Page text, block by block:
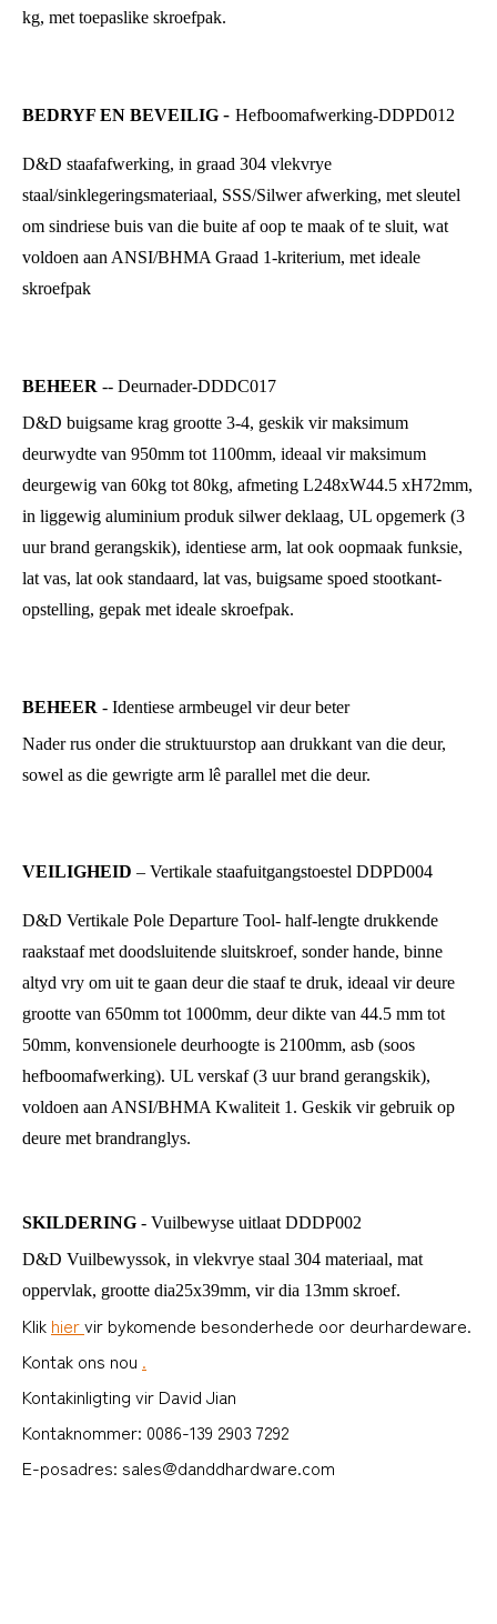
kg, met toepaslike skroefpak.
BEDRYF EN BEVEILIG - Hefboomafwerking-DDPD012
D&D staafafwerking, in graad 304 vlekvrye
staal/sinklegeringsmateriaal, SSS/Silwer afwerking, met sleutel
om sindriese buis van die buite af oop te maak of te sluit, wat
voldoen aan ANSI/BHMA Graad 1-kriterium, met ideale
skroefpak
BEHEER -- Deurnader-DDDC017
D&D buigsame krag grootte 3-4, geskik vir maksimum
deurwydte van 950mm tot 1100mm, ideaal vir maksimum
deurgewig van 60kg tot 80kg, afmeting L248xW44.5 xH72mm,
in liggewig aluminium produk silwer deklaag, UL opgemerk (3
uur brand gerangskik), identiese arm, lat ook oopmaak funksie,
lat vas, lat ook standaard, lat vas, buigsame spoed stootkant-
opstelling, gepak met ideale skroefpak.
BEHEER - Identiese armbeugel vir deur beter
Nader rus onder die struktuurstop aan drukkant van die deur,
sowel as die gewrigte arm lê parallel met die deur.
VEILIGHEID – Vertikale staafuitgangstoestel DDPD004
D&D Vertikale Pole Departure Tool- half-lengte drukkende
raakstaaf met doodsluitende sluitskroef, sonder hande, binne
altyd vry om uit te gaan deur die staaf te druk, ideaal vir deure
grootte van 650mm tot 1000mm, deur dikte van 44.5 mm tot
50mm, konvensionele deurhoogte is 2100mm, asb (soos
hefboomafwerking). UL verskaf (3 uur brand gerangskik),
voldoen aan ANSI/BHMA Kwaliteit 1. Geskik vir gebruik op
deure met brandranglys.
SKILDERING - Vuilbewyse uitlaat DDDP002
D&D Vuilbewyssok, in vlekvrye staal 304 materiaal, mat
oppervlak, grootte dia25x39mm, vir dia 13mm skroef.
Klik hiervir bykomende besonderhede oor deurhardeware.
Kontak ons ​​nou .
Kontakinligting vir David Jian
Kontaknommer: 0086-139 2903 7292
E-posadres: sales@danddhardware.com